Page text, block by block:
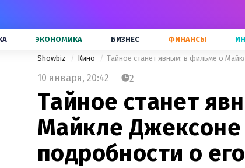
ЭКОНОМИКА БИЗНЕС ФИНАНСЫ
Showbiz Кино Тайное станет явным: в фильме о
10 января, 20:42 2
Тайное станет
Майкле
подробности о